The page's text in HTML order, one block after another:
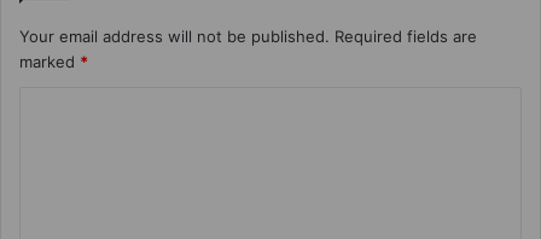
Your email address will not be published. Required fields are
marked *